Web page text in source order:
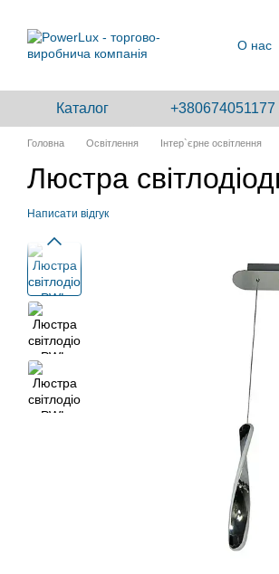
О нас
Каталог +380674051177
Головна Освітлення Інтер`єрне освітлення
Люстра
Написати відгук